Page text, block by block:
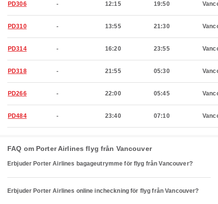
PD306 - 12:15 19:50
PD310 - 13:55 21:30
PD314 - 16:20 23:55
PD318 - 21:55 05:30
PD266 - 22:00 05:45
PD484 - 23:40 07:10
FAQ om Porter Airlines flyg från Vancouver
Erbjuder Porter Airlines bagageutrymme för flyg från Vancouver?
Erbjuder Porter Airlines online incheckning för flyg från Vancouver?